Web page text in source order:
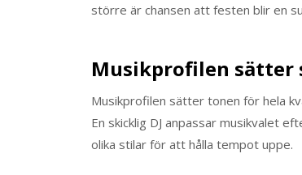
större är chansen att festen blir en
Musikprofilen sätter
Musikprofilen sätter tonen för hela
En skicklig DJ anpassar musikvalet
olika stilar för att hålla tempot uppe.